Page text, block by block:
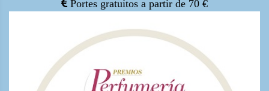
Portes gratuítos a partir de 70 €